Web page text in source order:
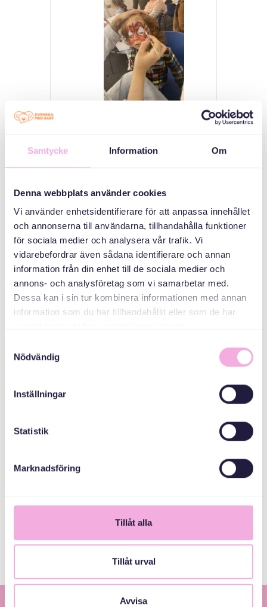
Samtycke Information Om
Denna webbplats använder cookies
Vi använder enhetsidentifierare för att anpassa innehållet
och annonserna till användarna, tillhandahålla funktioner
för sociala medier och analysera vår trafik. Vi
vidarebefordrar även sådana identifierare och annan
information från din enhet till de sociala medier och
annons- och analysföretag som vi samarbetar med.
Dessa kan i sin tur kombinera informationen med annan
information som du har tillhandahållit eller som de har
Nödvändig
Inställningar
Statistik
Marknadsföring
Tillåt alla
Tillåt urval
Avvisa
25, Stockholm
КАТЕГОРІЇ
Welcome house
ОРГАНІЗАТОР
bokningen@svenskamedbaby.se
Stockholms Stad